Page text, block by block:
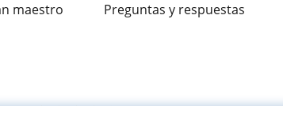
maestro
Preguntas y respuestas
★★★★★